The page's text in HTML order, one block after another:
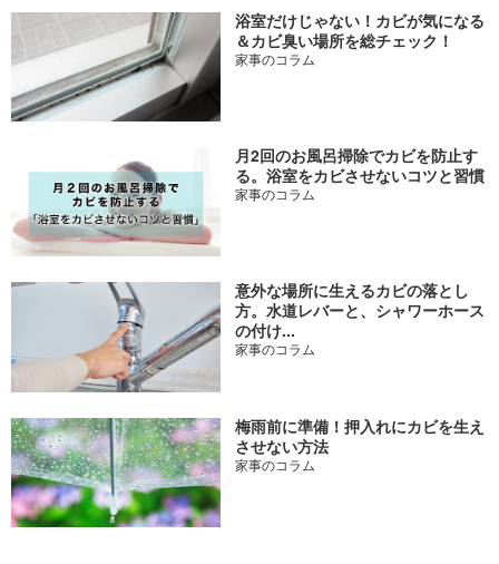
浴室だけじゃない！カビが気になる
＆カビ臭い場所を総チェック！
家事のコラム
月2回のお風呂掃除でカビを防止す
る。浴室をカビさせないコツと習慣
家事のコラム
意外な場所に生えるカビの落とし
方。水道レバーと、シャワーホース
の付け...
家事のコラム
梅雨前に準備！押入れにカビを生え
させない方法
家事のコラム